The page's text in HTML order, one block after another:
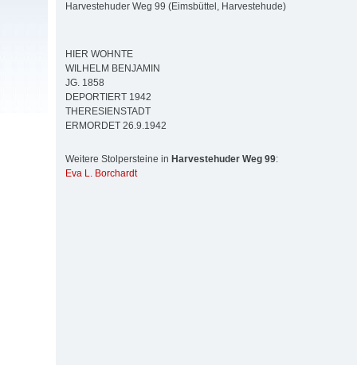
Harvestehuder Weg 99 (Eimsbüttel, Harvestehude)
HIER WOHNTE
WILHELM BENJAMIN
JG. 1858
DEPORTIERT 1942
THERESIENSTADT
ERMORDET 26.9.1942
Weitere Stolpersteine in Harvestehuder Weg 99:
Eva L. Borchardt